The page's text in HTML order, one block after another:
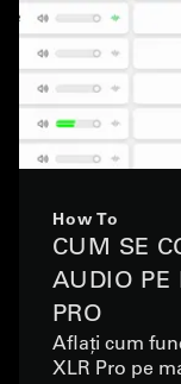
How To
CUM SE
AUDIO PE
PRO
Aflați cum
XLR Pro pe